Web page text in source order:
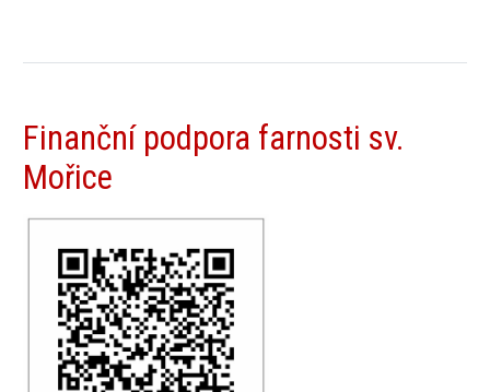
Finanční podpora farnosti sv.
Mořice